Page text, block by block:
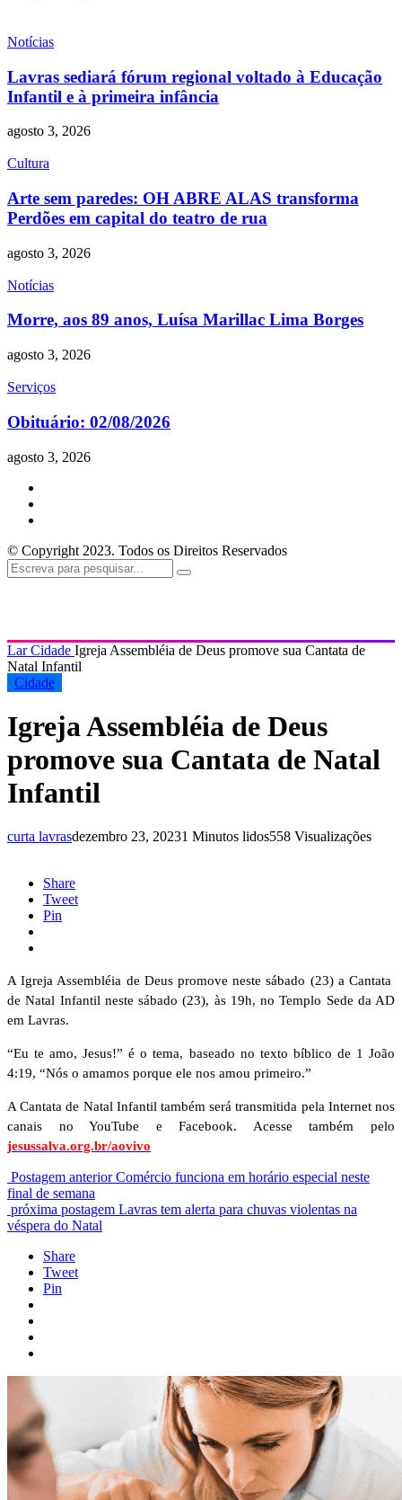
Notícias
Lavras sediará fórum regional voltado à Educação
Infantil e à primeira infância
agosto 3, 2026
Cultura
Arte sem paredes: OH ABRE ALAS transforma
Perdões em capital do teatro de rua
agosto 3, 2026
Notícias
Morre, aos 89 anos, Luísa Marillac Lima Borges
agosto 3, 2026
Serviços
Obituário: 02/08/2026
agosto 3, 2026
© Copyright 2023. Todos os Direitos Reservados
LarCidade Igreja Assembléia de Deus promove sua Cantata de
Natal Infantil
Cidade
Igreja Assembléia de Deus
promove sua Cantata de Natal
Infantil
curta lavrasdezembro 23, 20231 Minutos lidos558 Visualizações
Share
Tweet
Pin
A Igreja Assembléia de Deus promove neste sábado (23) a Cantata
de Natal Infantil neste sábado (23), às 19h, no Templo Sede da AD
em Lavras.
“Eu te amo, Jesus!” é o tema, baseado no texto bíblico de 1 João
4:19, “Nós o amamos porque ele nos amou primeiro.”
A Cantata de Natal Infantil também será transmitida pela Internet nos
canais no YouTube e Facebook. Acesse também pelo
jesussalva.org.br/aovivo
Postagem anterior Comércio funciona em horário especial neste
final de semana
próxima postagem Lavras tem alerta para chuvas violentas na
véspera do Natal
Share
Tweet
Pin